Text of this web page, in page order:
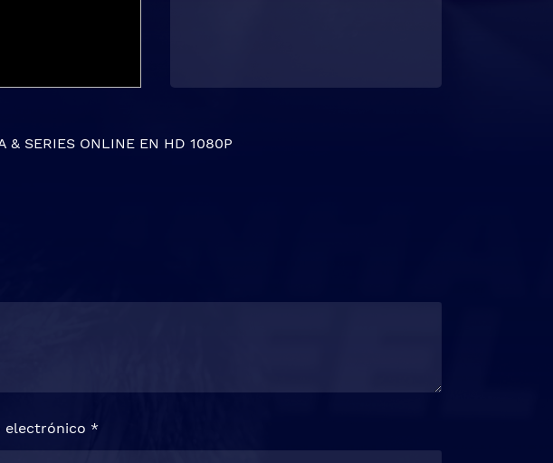
& SERIES ONLINEEN HD 1080P
electrónico *